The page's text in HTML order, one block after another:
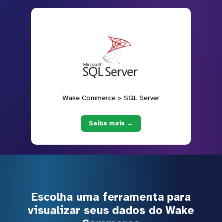
Wake Commerce > SQL Server
Saiba mais →
Escolha uma ferramenta para
visualizar seus dados do Wake